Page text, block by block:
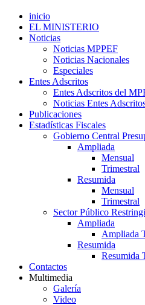
inicio
EL MINISTERIO
Noticias
Noticias MPPEF
Noticias Nacionales
Especiales
Entes Adscritos
Entes Adscritos del
Noticias Entes
Publicaciones
Estadísticas Fiscales
Gobierno Central
Ampliada
Mensual
Trimestral
Resumida
Mensual
Trimestral
Sector Público
Ampliada
Ampliada
Resumida
Resumida
Contactos
Multimedia
Galería
Video